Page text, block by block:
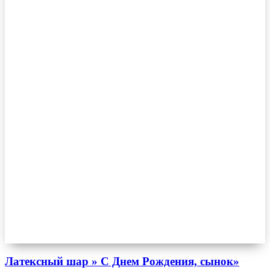
Латексный шар » С Днем Рождения, сынок»